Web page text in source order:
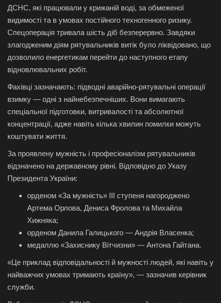
ДСНС, які працювали у крижаній воді, за обмеженої
видимості та в умовах постійного техногенного ризику.
Спецоперація тривала шість діб безперервно. Завдяки
злагодженим діям рятувальників витік було ліквідовано, що
дозволило енергетикам перейти до наступного етапу
відновлювальних робіт.
Фахівці зазначають: підводні аварійно-рятувальні операції
взимку — одні з найнебезпечніших. Вони вимагають
спеціальної підготовки, витривалості та абсолютної
концентрації, адже навіть кілька хвилин помилки можуть
коштувати життя.
За проявлену мужність і професіоналізм рятувальників
відзначено на державному рівні. Відповідно до Указу
Президента України:
орденом «За мужність» ІІІ ступеня нагороджено
Артема Орлова, Дениса Фролова та Михайла
Хижняка;
орденом Данила Галицького — Андрія Власенка;
медаллю «Захиснику Вітчизни» — Антона Гайтана.
«Це приклад відповідальності й мужності людей, які навіть у
найважчих умовах тримають країну», — зазначив керівник
служби.